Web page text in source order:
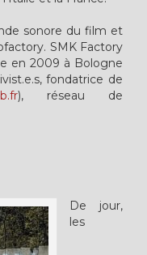
sonore du film et
SMK Factory
en 2009 à Bologne
fondatrice de
), réseau de
De jour,
les